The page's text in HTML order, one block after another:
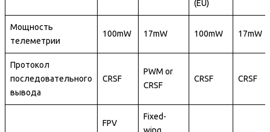
(EU)
Мощность
телеметрии
100mW 17mW 100mW 17mW
Протокол
последовательного
вывода
CRSF
PWM or
CRSF
CRSF CRSF
FPV
Fixed-
wing